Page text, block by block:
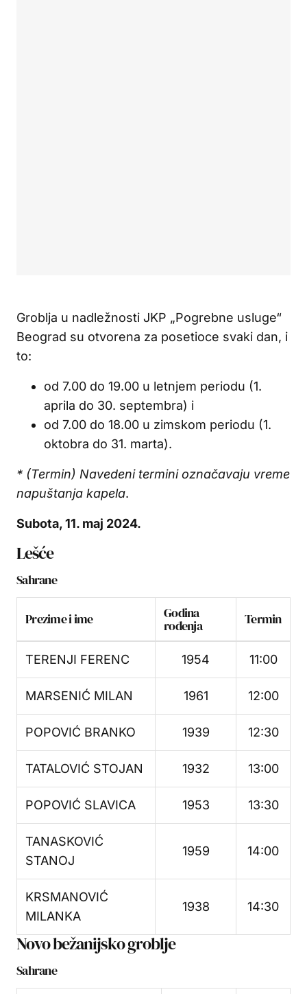
Groblja u nadležnosti JKP „Pogrebne usluge“
Beograd su otvorena za posetioce svaki dan, i
to:
od 7.00 do 19.00 u letnjem periodu (1.
aprila do 30. septembra) i
od 7.00 do 18.00 u zimskom periodu (1.
oktobra do 31. marta).
* (Termin) Navedeni termini označavaju vreme
napuštanja kapela.
Subota, 11. maj 2024.
Lešće
Sahrane
Prezime i ime Godina
rođenja Termin
TERENJI FERENC 1954 11:00
MARSENIĆ MILAN 1961 12:00
POPOVIĆ BRANKO 1939 12:30
TATALOVIĆ STOJAN 1932 13:00
POPOVIĆ SLAVICA 1953 13:30
TANASKOVIĆ
STANOJ
1959 14:00
KRSMANOVIĆ
MILANKA
1938 14:30
Novo bežanijsko groblje
Sahrane